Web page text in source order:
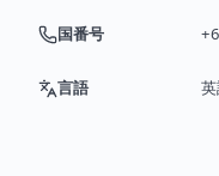
国番号
言語